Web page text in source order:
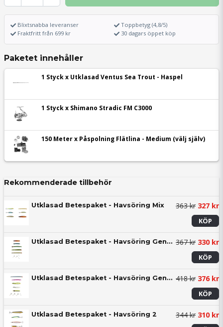
Blixtsnabba leveranser
Fraktfritt från 699 kr
Toppbetyg (4,8/5)
30 dagars öppet köp
Paketet innehåller
1 Styck x Utklasad Ventus Sea Trout - Haspel
1 Styck x Shimano Stradic FM C3000
150 Meter x Påspolning Flätlina - Medium (välj själv)
Rekommenderade tillbehör
Utklasad Betespaket - Havsöring Mix 363 kr 327 kr
KÖP
Utklasad Betespaket - Havsöring Genomlöpare - Westin Mix 367 kr 330 kr
KÖP
Utklasad Betespaket - Havsöring Genomlöpare 418 kr 376 kr
KÖP
Utklasad Betespaket - Havsöring 2 344 kr 310 kr